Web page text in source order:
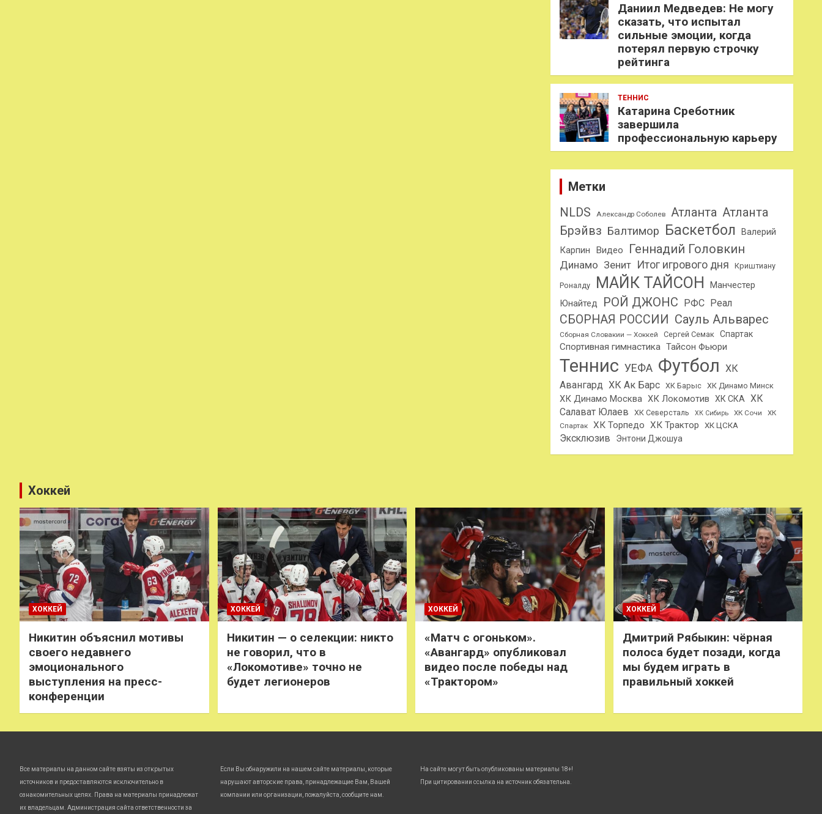
Даниил Медведев: Не могу
сказать, что испытал
сильные эмоции, когда
потерял первую строчку
рейтинга
ТЕННИС
Катарина Среботник
завершила
профессиональную карьеру
Метки
NLDS
Александр Соболев Атланта Атланта
Брэйвз Балтимор Баскетбол
Валерий
Карпин
Видео Геннадий Головкин
Динамо Зенит Итог игрового дня Криштиану
Роналду МАЙК ТАЙСОН
Манчестер
Юнайтед
РОЙ ДЖОНС РФС Реал
СБОРНАЯ РОССИИ Сауль Альварес
Сборная Словакии — Хоккей Сергей Семак Спартак
Спортивная гимнастика Тайсон Фьюри
Теннис УЕФА Футбол ХК
Авангард ХК Ак Барс ХК Барыс ХК Динамо Минск
ХК Динамо Москва ХК Локомотив ХК СКА
ХК
Салават Юлаев
ХК Северсталь ХК Сибирь ХК Сочи
ХК
Спартак
ХК Торпедо ХК Трактор ХК ЦСКА
Эксклюзив Энтони Джошуа
Хоккей
ХОККЕЙ
Никитин объяснил мотивы
своего недавнего
эмоционального
выступления на пресс-
конференции
ХОККЕЙ
Никитин — о селекции: никто
не говорил, что в
«Локомотиве» точно не
будет легионеров
ХОККЕЙ
«Матч с огоньком».
«Авангард» опубликовал
видео после победы над
«Трактором»
ХОККЕЙ
Дмитрий Рябыкин: чёрная
полоса будет позади, когда
мы будем играть в
правильный хоккей
Все материалы на данном сайте взяты из открытых
источников и предоставляются исключительно в
ознакомительных целях. Права на материалы принадлежат
их владельцам. Администрация сайта ответственности за
Если Вы обнаружили на нашем сайте материалы, которые
нарушают авторские права, принадлежащие Вам, Вашей
компании или организации, пожалуйста, сообщите нам.
На сайте могут быть опубликованы материалы 18+!
При цитировании ссылка на источник обязательна.